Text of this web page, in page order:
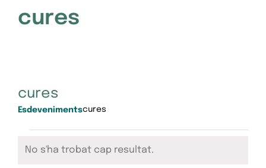
cures
cures
Esdevenimentscures
Esdeveniments
No s'ha trobat cap resultat.